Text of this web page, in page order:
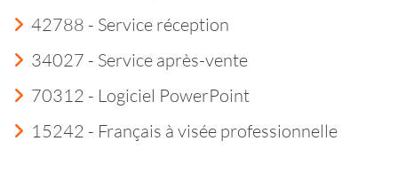
42788 - Service réception
34027 - Service après-vente
70312 - Logiciel PowerPoint
15242 - Français à visée professionnelle